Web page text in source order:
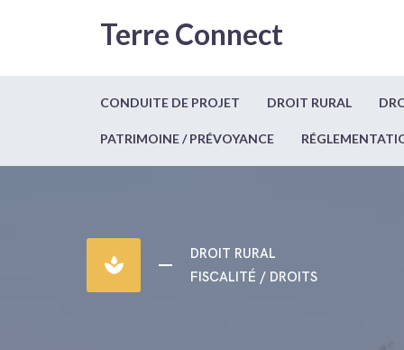
Terre Connect
CONDUITE DE PROJET DROIT RURAL
PATRIMOINE / PRÉVOYANCE
spa
DROIT RURAL
FISCALITÉ / DROITS